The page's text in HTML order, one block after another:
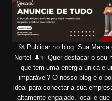
🚀 Publicar no blog: Sua Marca
Norte! 🌲✨ Quer destacar o seu
que tem uma energia única e
imparável? O nosso blog é o
ideal para conectar a sua
altamente engajado, local e